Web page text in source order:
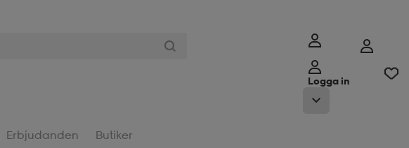
Logga in
Erbjudanden Butiker